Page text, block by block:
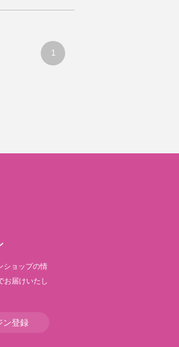
1
ショップの情
お届けいたし
ン登録